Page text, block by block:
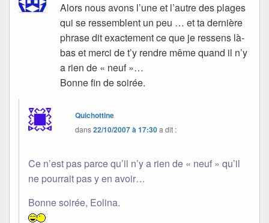
Alors nous avons l’une et l’autre des plages
qui se ressemblent un peu … et ta dernière
phrase dit exactement ce que je ressens là-
bas et merci de t’y rendre même quand il n’y
a rien de « neuf »…
Bonne fin de soirée.
Quichottine
dans22/10/2007 à 17:30a dit :
Ce n’est pas parce qu’il n’y a rien de « neuf » qu’il
ne pourrait pas y en avoir…
Bonne soirée, Eolina.